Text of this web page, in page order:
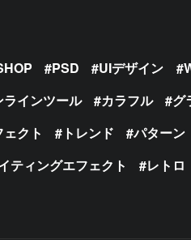
PSD UIデザイン
ラインツール カラフル グ
クト トレンド パターン
ティングエフェクト レトロ